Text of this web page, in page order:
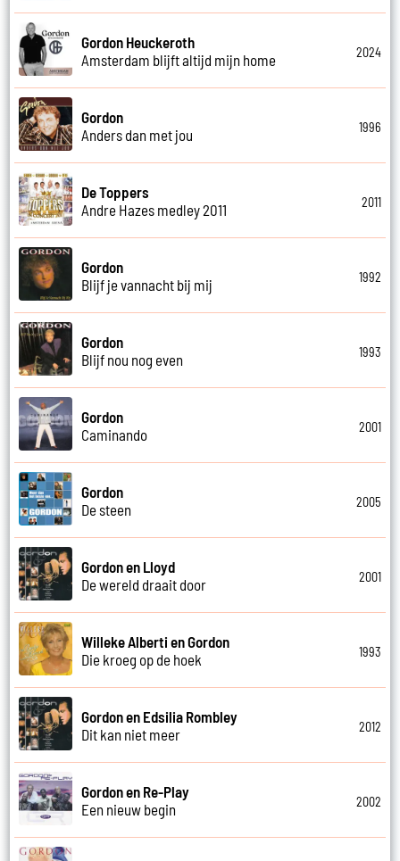
Gordon Heuckeroth
Amsterdam blijft altijd mijn home
2024
Gordon
Anders dan met jou
1996
De Toppers
Andre Hazes medley 2011
2011
Gordon
Blijf je vannacht bij mij
1992
Gordon
Blijf nou nog even
1993
Gordon
Caminando
2001
Gordon
De steen
2005
Gordon en Lloyd
De wereld draait door
2001
Willeke Alberti en Gordon
Die kroeg op de hoek
1993
Gordon en Edsilia Rombley
Dit kan niet meer
2012
Gordon en Re-Play
Een nieuw begin
2002